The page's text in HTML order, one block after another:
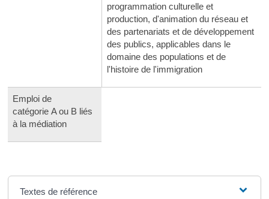
programmation culturelle et
production, d'animation du réseau et
des partenariats et de développement
des publics, applicables dans le
domaine des populations et de
l'histoire de l'immigration
Emploi de
catégorie A ou B liés
à la médiation
Textes de référence